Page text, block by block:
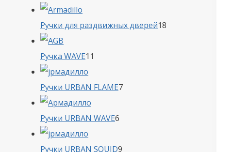
Ручки для раздвижных дверей18
Ручка WAVE11
Ручки URBAN FLAME77
Ручки URBAN WAVE6
Ручки URBAN SQUID9